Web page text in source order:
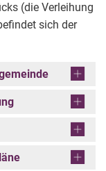
(die Verleihung
sich der